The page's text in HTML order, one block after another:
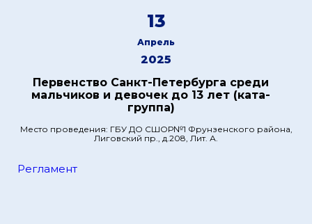
13
Апрель
2025
Первенство Санкт-Петербурга среди
мальчиков и девочек до 13 лет (ката-
группа)
Место проведения: ГБУ ДО СШОР№1 Фрунзенского района,
Лиговский пр., д.208, Лит. А.
Регламент